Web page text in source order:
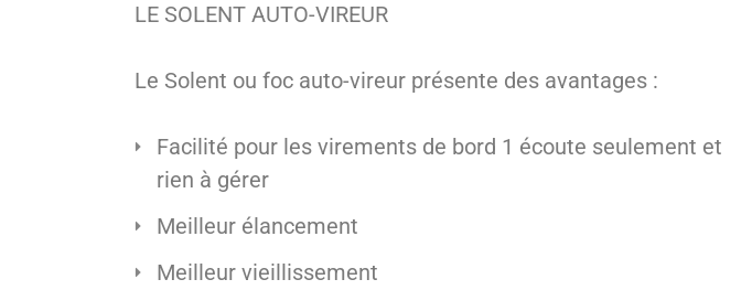
LE SOLENT AUTO-VIREUR
Le Solent ou foc auto-vireur présente des avantages :
Facilité pour les virements de bord 1 écoute seulement et
rien à gérer
Meilleur élancement
Meilleur vieillissement